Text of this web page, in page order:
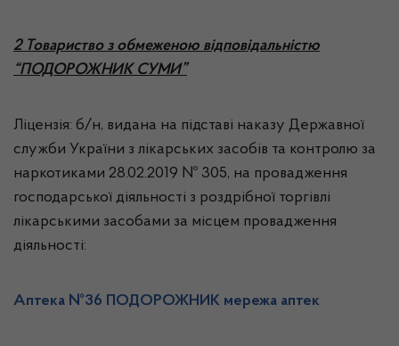
2 Товариство з обмеженою відповідальністю
“ПОДОРОЖНИК СУМИ”
Ліцензія: б/н, видана на підставі наказу Державної
служби України з лікарських засобів та контролю за
наркотиками 28.02.2019 № 305, на провадження
господарської діяльності з роздрібної торгівлі
лікарськими засобами за місцем провадження
діяльності:
Аптека №36 ПОДОРОЖНИК мережа аптек